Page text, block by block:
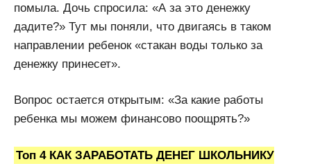
помыла. Дочь спросила: «А за это денежку
дадите?» Тут мы поняли, что двигаясь в таком
направлении ребенок «стакан воды только за
денежку принесет».
Вопрос остается открытым: «За какие работы
ребенка мы можем финансово поощрять?»
Топ 4 КАК ЗАРАБОТАТЬ ДЕНЕГ ШКОЛЬНИКУ